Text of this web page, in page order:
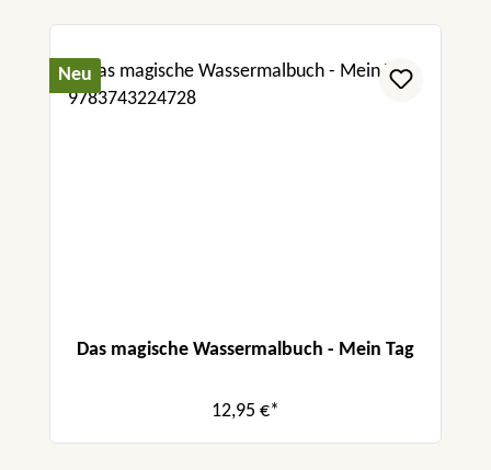
Neu
Das magische Wassermalbuch - Mein Tag
12,95 €*